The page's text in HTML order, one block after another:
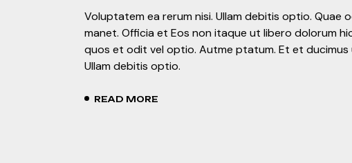
Voluptatem ea rerum nisi. Ullam debitis optio. Quae
manet. Officia et Eos non itaque ut libero dolorum
quos et odit vel optio. Autme ptatum. Et et
Ullam debitis optio.
READ MORE